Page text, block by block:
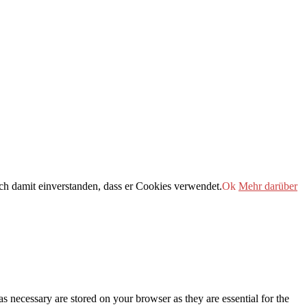
einverstanden, dass er Cookies verwendet.Ok Mehr darüber
are stored on your browser as they are essential for the